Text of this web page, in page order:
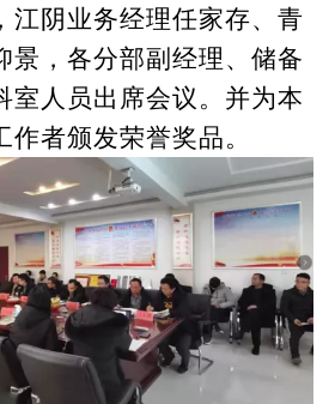
， 江阴业务经理任家存、 青
景 ， 各分部副经理、储备
室人员出席会议。 并为本
作者颁发荣誉奖品。